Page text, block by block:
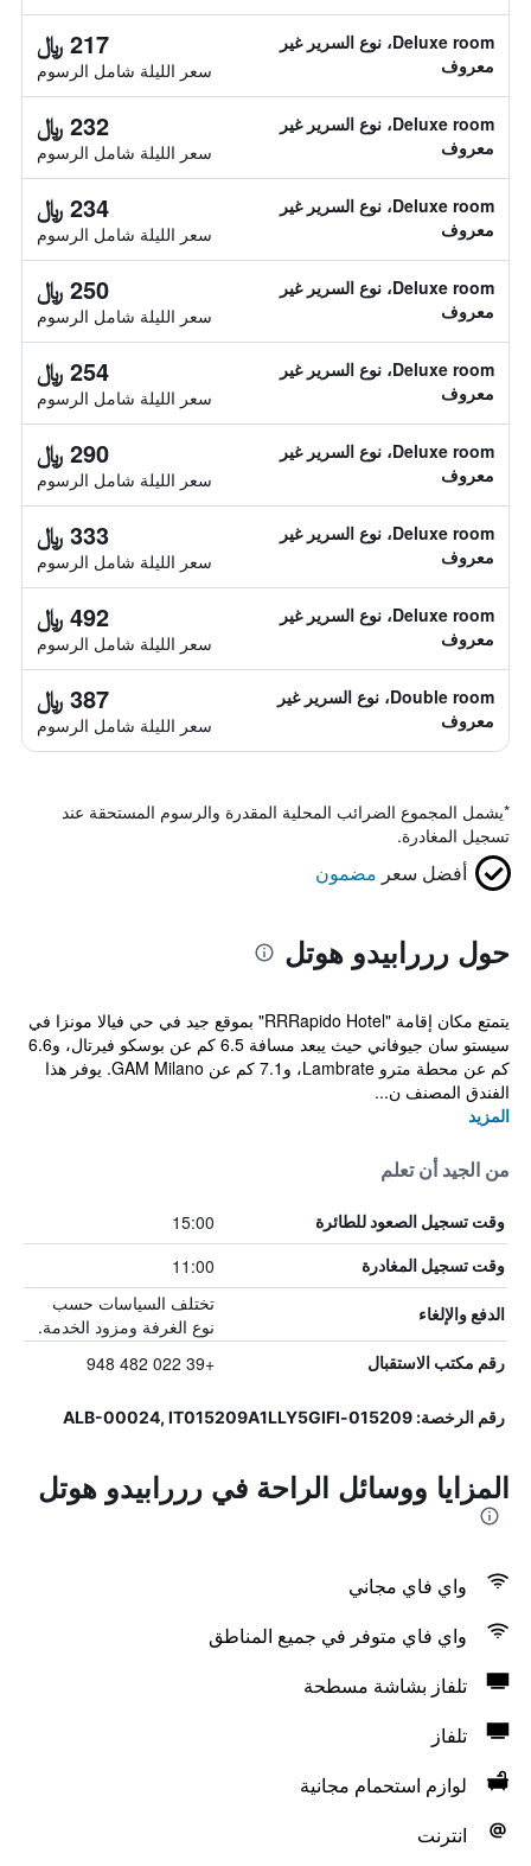
Deluxe room، نوع السرير غير
معروف
217 ﷼
سعر الليلة شامل الرسوم
Deluxe room، نوع السرير غير
معروف
232 ﷼
سعر الليلة شامل الرسوم
Deluxe room، نوع السرير غير
معروف
234 ﷼
سعر الليلة شامل الرسوم
Deluxe room، نوع السرير غير
معروف
250 ﷼
سعر الليلة شامل الرسوم
Deluxe room، نوع السرير غير
معروف
254 ﷼
سعر الليلة شامل الرسوم
Deluxe room، نوع السرير غير
معروف
290 ﷼
سعر الليلة شامل الرسوم
Deluxe room، نوع السرير غير
معروف
333 ﷼
سعر الليلة شامل الرسوم
Deluxe room، نوع السرير غير
معروف
492 ﷼
سعر الليلة شامل الرسوم
Double room، نوع السرير غير
معروف
387 ﷼
سعر الليلة شامل الرسوم
*يشمل المجموع الضرائب المحلية المقدرة والرسوم المستحقة عند
تسجيل المغادرة.
أفضل سعر مضمون
حول رررابيدو هوتل
يتمتع مكان إقامة "RRRapido Hotel" بموقع جيد في حي فيالا مونزا في
سيستو سان جيوفاني حيث يبعد مسافة 6.5 كم عن بوسكو فيرتال، و6.6
كم عن محطة مترو Lambrate، و7.1 كم عن GAM Milano. يوفر هذا
الفندق المصنف ن...
المزيد
من الجيد أن تعلم
وقت تسجيل الصعود للطائرة 15:00
وقت تسجيل المغادرة 11:00
الدفع والإلغاء
تختلف السياسات حسب
نوع الغرفة ومزود الخدمة.
رقم مكتب الاستقبال +39 022 482 948
رقم الرخصة: 015209-ALB-00024, IT015209A1LLY5GIFI
المزايا ووسائل الراحة في رررابيدو هوتل
واي فاي مجاني
واي فاي متوفر في جميع المناطق
تلفاز بشاشة مسطحة
تلفاز
لوازم استحمام مجانية
انترنت